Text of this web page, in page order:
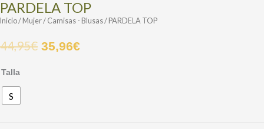
PARDELA TOP
Inicio/ Mujer/ Camisas - Blusas/ PARDELA TOP
44,95€ 35,96€
Talla
S